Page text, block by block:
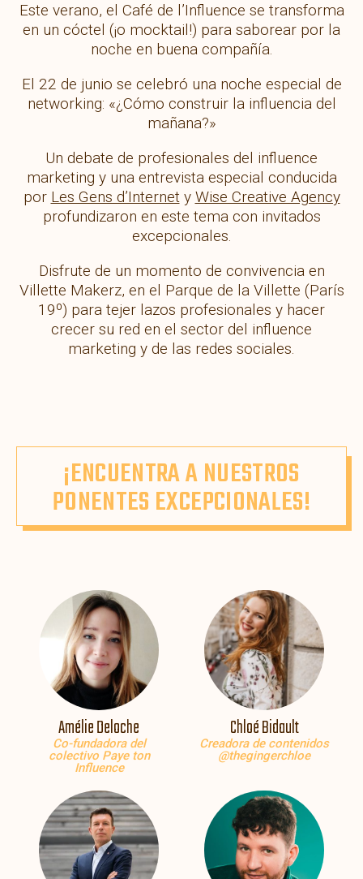
Este verano, el Café de l’Influence se transforma
en un cóctel (¡o mocktail!) para saborear por la
noche en buena compañía.
El 22 de junio se celebró una noche especial de
networking: «¿Cómo construir la influencia del
mañana?»
Un debate de profesionales del influence
marketing y una entrevista especial conducida
por Les Gens d’Internety Wise Creative Agency
profundizaron en este tema con invitados
excepcionales.
Disfrute de un momento de convivencia en
Villette Makerz, en el Parque de la Villette (París
19º) para tejer lazos profesionales y hacer
crecer su red en el sector del influence
marketing y de las redes sociales.
¡ENCUENTRA A NUESTROS
PONENTES EXCEPCIONALES!
Amélie Deloche
Co-fundadora del
colectivo Paye ton
Influence
Chloé Bidault
Creadora de contenidos
@thegingerchloe